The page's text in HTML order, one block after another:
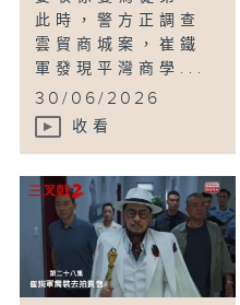
此時，警方正調查
雲貿商城案，崔鐵
軍發現平灣商學...
30/06/2026
收看